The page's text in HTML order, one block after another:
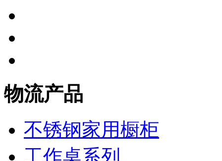
物流产品
不锈钢家用橱柜
工作桌系列